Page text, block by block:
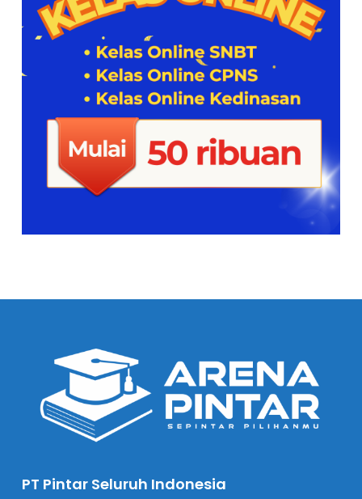
PT Pintar Seluruh Indonesia